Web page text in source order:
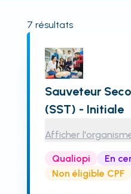
7 résultats
Sauveteur
(SST) - Initiale
Afficher
Qualiopi En
Non éligible CPF